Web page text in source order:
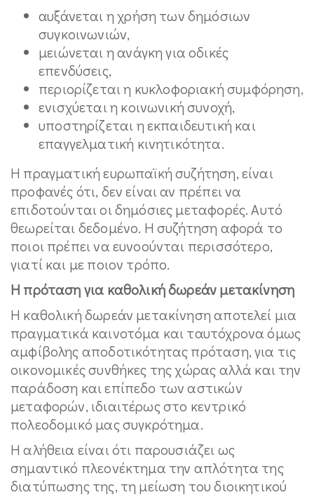
αυξάνεται η χρήση των δημόσιων
συγκοινωνιών,
μειώνεται η ανάγκη για οδικές
επενδύσεις,
περιορίζεται η κυκλοφοριακή συμφόρηση,
ενισχύεται η κοινωνική συνοχή,
υποστηρίζεται η εκπαιδευτική και
επαγγελματική κινητικότητα.
Η πραγματική ευρωπαϊκή συζήτηση, είναι
προφανές ότι, δεν είναι αν πρέπει να
επιδοτούνται οι δημόσιες μεταφορές. Αυτό
θεωρείται δεδομένο. Η συζήτηση αφορά το
ποιοι πρέπει να ευνοούνται περισσότερο,
γιατί και με ποιον τρόπο.
Η πρόταση για καθολική δωρεάν μετακίνηση
Η καθολική δωρεάν μετακίνηση αποτελεί μια
πραγματικά καινοτόμα και ταυτόχρονα όμως
αμφίβολης αποδοτικότητας πρόταση, για τις
οικονομικές συνθήκες της χώρας αλλά και την
παράδοση και επίπεδο των αστικών
μεταφορών, ιδιαιτέρως στο κεντρικό
πολεοδομικό μας συγκρότημα.
Η αλήθεια είναι ότι παρουσιάζει ως
σημαντικό πλεονέκτημα την απλότητα της
διατύπωσης της, τη μείωση του διοικητικού